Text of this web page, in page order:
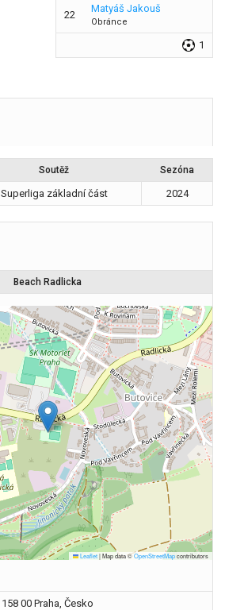
22
Matyáš Jakouš
Obránce
1
Soutěž Sezóna
Superliga základní část 2024
Beach Radlicka
Leaflet|Map data ©OpenStreetMapcontributors
158 00 Praha, Česko